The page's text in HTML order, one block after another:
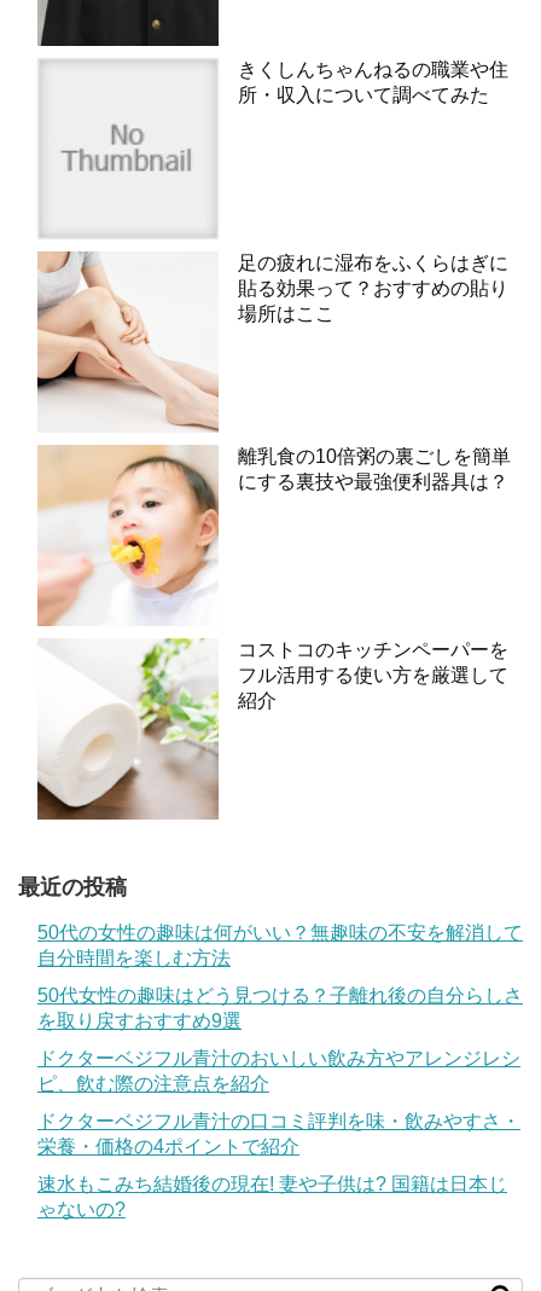
きくしんちゃんねるの職業や住
所・収入について調べてみた
足の疲れに湿布をふくらはぎに
貼る効果って？おすすめの貼り
場所はここ
離乳食の10倍粥の裏ごしを簡単
にする裏技や最強便利器具は？
コストコのキッチンペーパーを
フル活用する使い方を厳選して
紹介
最近の投稿
50代の女性の趣味は何がいい？無趣味の不安を解消して
自分時間を楽しむ方法
50代女性の趣味はどう見つける？子離れ後の自分らしさ
を取り戻すおすすめ9選
ドクターベジフル青汁のおいしい飲み方やアレンジレシ
ピ、飲む際の注意点を紹介
ドクターベジフル青汁の口コミ評判を味・飲みやすさ・
栄養・価格の4ポイントで紹介
速水もこみち結婚後の現在! 妻や子供は? 国籍は日本じ
ゃないの?